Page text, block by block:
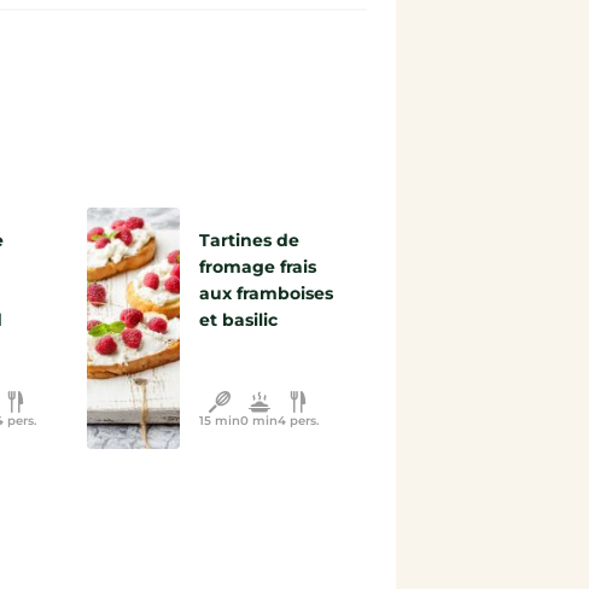
pers.
Tartines de
fromage frais
aux framboises
et basilic
15 min0 min4 pers.